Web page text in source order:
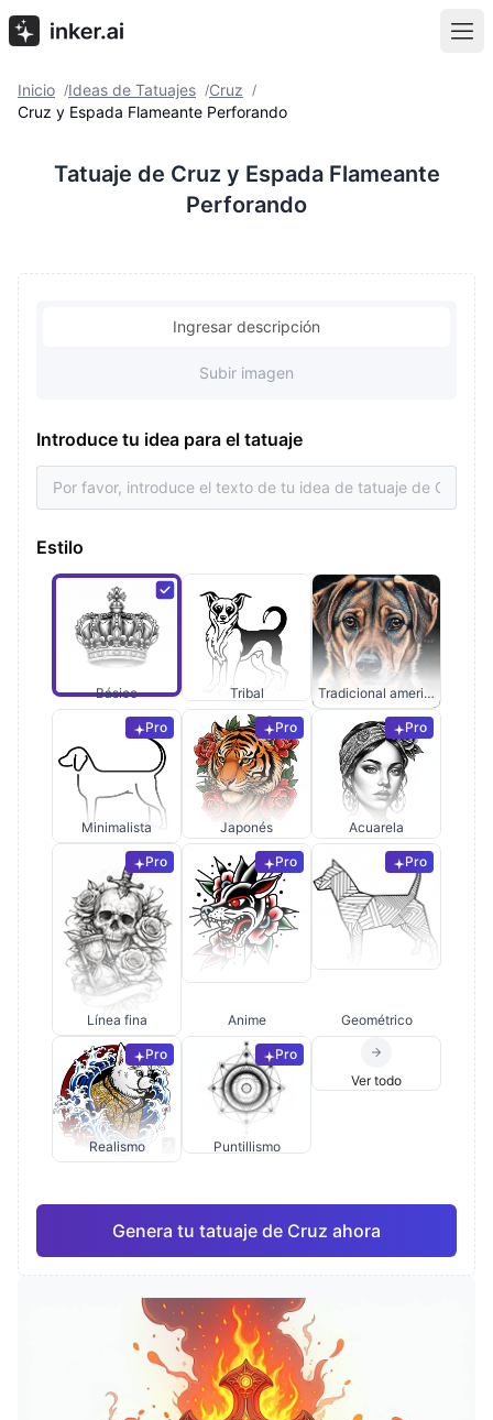
Inicio /Ideas de Tatuajes /Cruz /
Cruz y Espada Flameante Perforando
Tatuaje de Cruz y Espada Flameante
Perforando
Ingresar descripción
Subir imagen
Introduce tu idea para el tatuaje
Estilo
Básico Tribal Tradicional americano
Pro
Minimalista
Pro
Japonés
Pro
Acuarela
Pro
Línea fina
Pro
Anime
Pro
Geométrico
Pro
Realismo
Pro
Puntillismo
Ver todo
Genera tu tatuaje de Cruz ahora